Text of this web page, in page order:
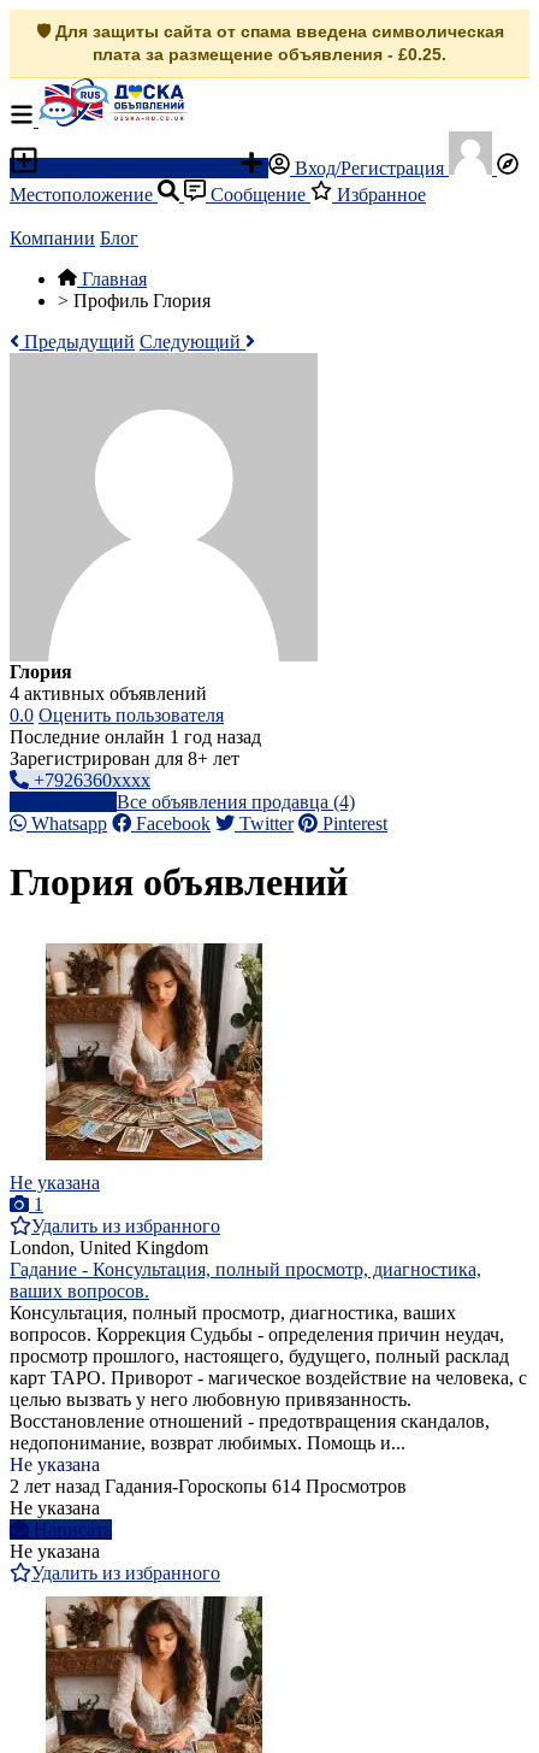
🛡️ Для защиты сайта от спама введена символическая
плата за размещение объявления - £0.25.
Вход/Регистрация
Местоположение
Сообщение Избранное
Компании Блог
Главная
> Профиль Глория
Предыдущий Следующий
Глория
4 активных объявлений
0.0 Оценить пользователя
Последние онлайн 1 год назад
Зарегистрирован для 8+ лет
+7926360xxxx
Все объявления продавца (4)
Whatsapp
Facebook Twitter Pinterest
Глория объявлений
Не указана
1
Удалить из избранного
London, United Kingdom
Гадание - Консультация, полный просмотр, диагностика,
ваших вопросов.
Консультация, полный просмотр, диагностика, ваших
вопросов. Коррекция Судьбы - определения причин неудач,
просмотр прошлого, настоящего, будущего, полный расклад
карт ТАРО. Приворот - магическое воздействие на человека, с
целью вызвать у него любовную привязанность.
Восстановление отношений - предотвращения скандалов,
недопонимание, возврат любимых. Помощь и...
Не указана
2 лет назад Гадания-Гороскопы 614 Просмотров
Не указана
Написать
Не указана
Удалить из избранного